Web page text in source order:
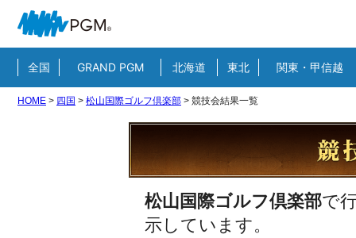
全国 GRAND PGM 北海道 東北 関東・甲信越
HOME > 四国 > 松山国際ゴルフ倶楽部 > 競技会結果一覧
松山国際ゴルフ倶楽部で
示しています。